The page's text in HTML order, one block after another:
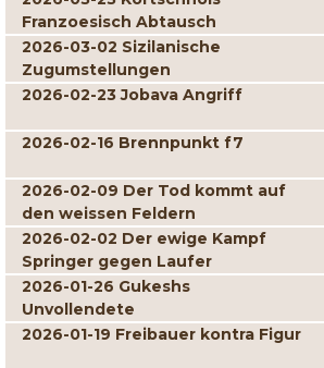
Franzoesisch Abtausch
2026-03-02 Sizilanische
Zugumstellungen
2026-02-23 Jobava Angriff
2026-02-16 Brennpunkt f7
2026-02-09 Der Tod kommt auf
den weissen Feldern
2026-02-02 Der ewige Kampf
Springer gegen Laufer
2026-01-26 Gukeshs
Unvollendete
2026-01-19 Freibauer kontra Figur